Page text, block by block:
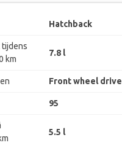
Hatchback
km
7.8 l
Front wheel drive
95
5.5 l